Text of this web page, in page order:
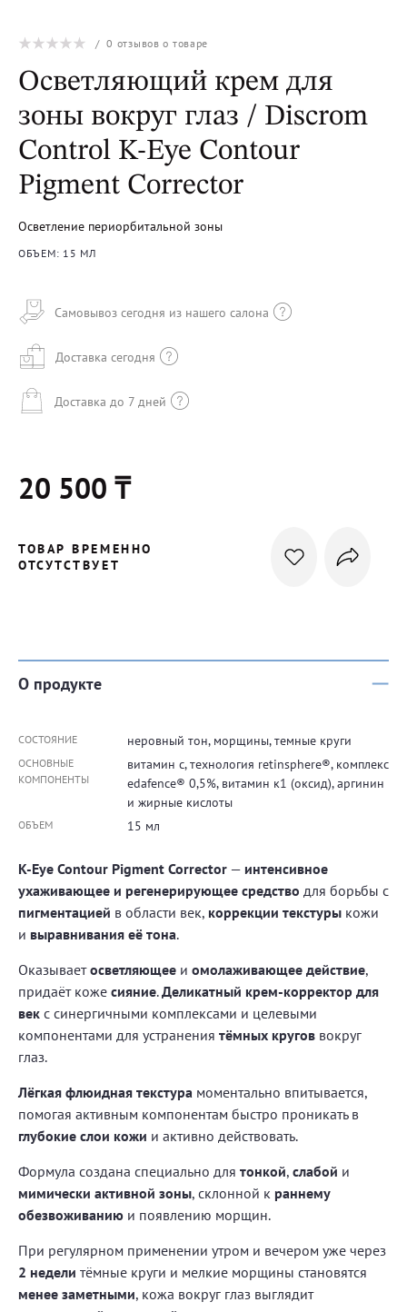
/0 отзывов о товаре
Осветляющий крем для
зоны вокруг глаз / Discrom
Control K-Eye Contour
Pigment Corrector
Осветление периорбитальной зоны
ОБЪЕМ: 15 МЛ
Самовывоз сегодня из нашего салона
Доставка сегодня
Доставка до 7 дней
20 500 ₸
ТОВАР ВРЕМЕННО
ОТСУТСТВУЕТ
О продукте
СОСТОЯНИЕ неровный тон, морщины, темные круги
ОСНОВНЫЕ
КОМПОНЕНТЫ
витамин с, технология retinsphere®, комплекс
edafence® 0,5%, витамин к1 (оксид), аргинин
и жирные кислоты
ОБЪЕМ 15 мл
K-Eye Contour Pigment Corrector — интенсивное
ухаживающее и регенерирующее средство для борьбы с
пигментацией в области век, коррекции текстуры кожи
и выравнивания её тона.
Оказываетосветляющее и омолаживающее действие,
придаёт коже сияние.Деликатный крем-корректор для
век с синергичными комплексами и целевыми
компонентами для устранения тёмных кругов вокруг
глаз.
Лёгкая флюидная текстура моментально впитывается,
помогая активным компонентам быстро проникать в
глубокие слои кожи и активно действовать.
Формула создана специально для тонкой, слабой и
мимически активной зоны, склонной к раннему
обезвоживанию и появлению морщин.
При регулярном применении утром и вечером уже через
2 недели тёмные круги и мелкие морщины становятся
менее заметными, кожа вокруг глаз выглядит